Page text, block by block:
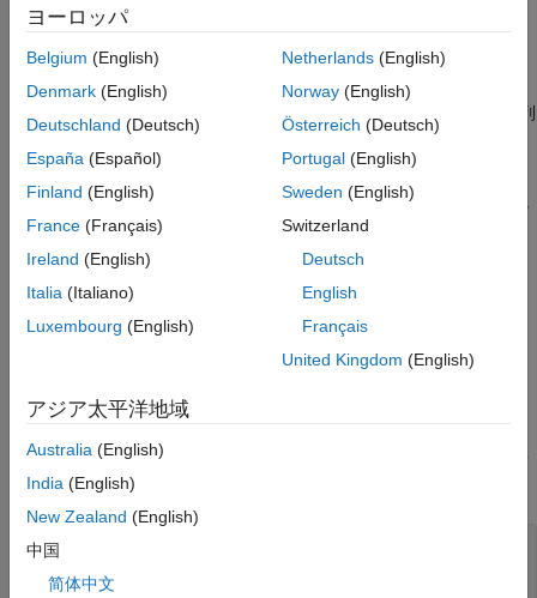
クトの作成の詳細については、
codistributor2dbcのリファレンス ページを参照してください。
D = codistributed.build(L,codist,'noCommunication')
ラー チェック用のワーカー間の通信を実行せずに対話型分散配列
を作成します。
codistは完全でなければなりません。それをチェックするには、
のサイズ
および構造に関する要件は
す。1 次元および 2 次元ブロックサイクリック対話型分散の場
合、Lのクラスとスパース性はすべてのワーカーで同じでなけれ
globalIndices メソッドで記述されている領域を表さなければな
例
列 に値ii が含まれるように、サイズが 1001 行 1001 列の対
話型分散配列を作成します。
spmd
    globalSize = [N,N];
ヨーロッパ
Belgium (English)
Denmark (English)
Deutschland (Deutsch)
España (Español)
Finland (English)
France (Français)
Ireland (English)
Italia (Italiano)
Luxembourg (English)
Netherlands(English)
Norway(English)
Österreich (Deutsch)
Portugal(English)
Sweden (English)
Switzerland
Deutsch
English
Français
United Kingdom (English)
アジア太平洋地域
Australia (English)
India (English)
New Zealand (English)
中国
简体中文